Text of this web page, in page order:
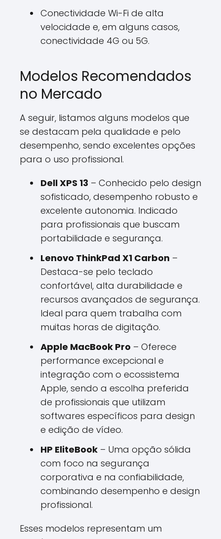
Conectividade Wi-Fi de alta
velocidade e, em alguns casos,
conectividade 4G ou 5G.
Modelos Recomendados
no Mercado
A seguir, listamos alguns modelos que
se destacam pela qualidade e pelo
desempenho, sendo excelentes opções
para o uso profissional.
Dell XPS 13 – Conhecido pelo design
sofisticado, desempenho robusto e
excelente autonomia. Indicado
para profissionais que buscam
portabilidade e segurança.
Lenovo ThinkPad X1 Carbon –
Destaca-se pelo teclado
confortável, alta durabilidade e
recursos avançados de segurança.
Ideal para quem trabalha com
muitas horas de digitação.
Apple MacBook Pro – Oferece
performance excepcional e
integração com o ecossistema
Apple, sendo a escolha preferida
de profissionais que utilizam
softwares específicos para design
e edição de vídeo.
HP EliteBook – Uma opção sólida
com foco na segurança
corporativa e na confiabilidade,
combinando desempenho e design
profissional.
Esses modelos representam um